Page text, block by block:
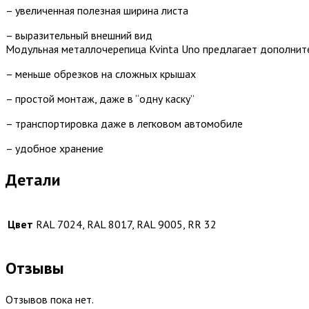
– увеличенная полезная ширина листа
– выразительный внешний вид
Модульная металлочерепица Kvinta Uno предлагает
– меньше обрезков на сложных крышах
– простой монтаж, даже в “одну каску”
– транспортировка даже в легковом автомобиле
– удобное хранение
Детали
Цвет RAL 7024, RAL 8017, RAL 9005, RR 32
Отзывы
Отзывов пока нет.